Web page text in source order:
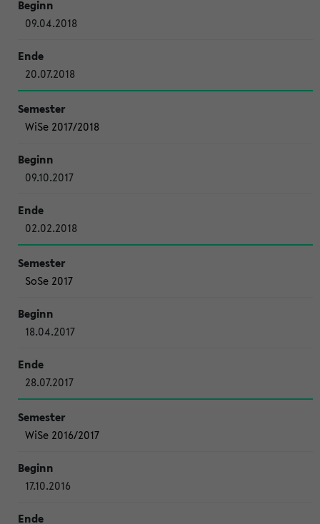
09.04.2018
20.07.2018
WiSe 2017/2018
09.10.2017
02.02.2018
SoSe 2017
18.04.2017
28.07.2017
WiSe 2016/2017
17.10.2016